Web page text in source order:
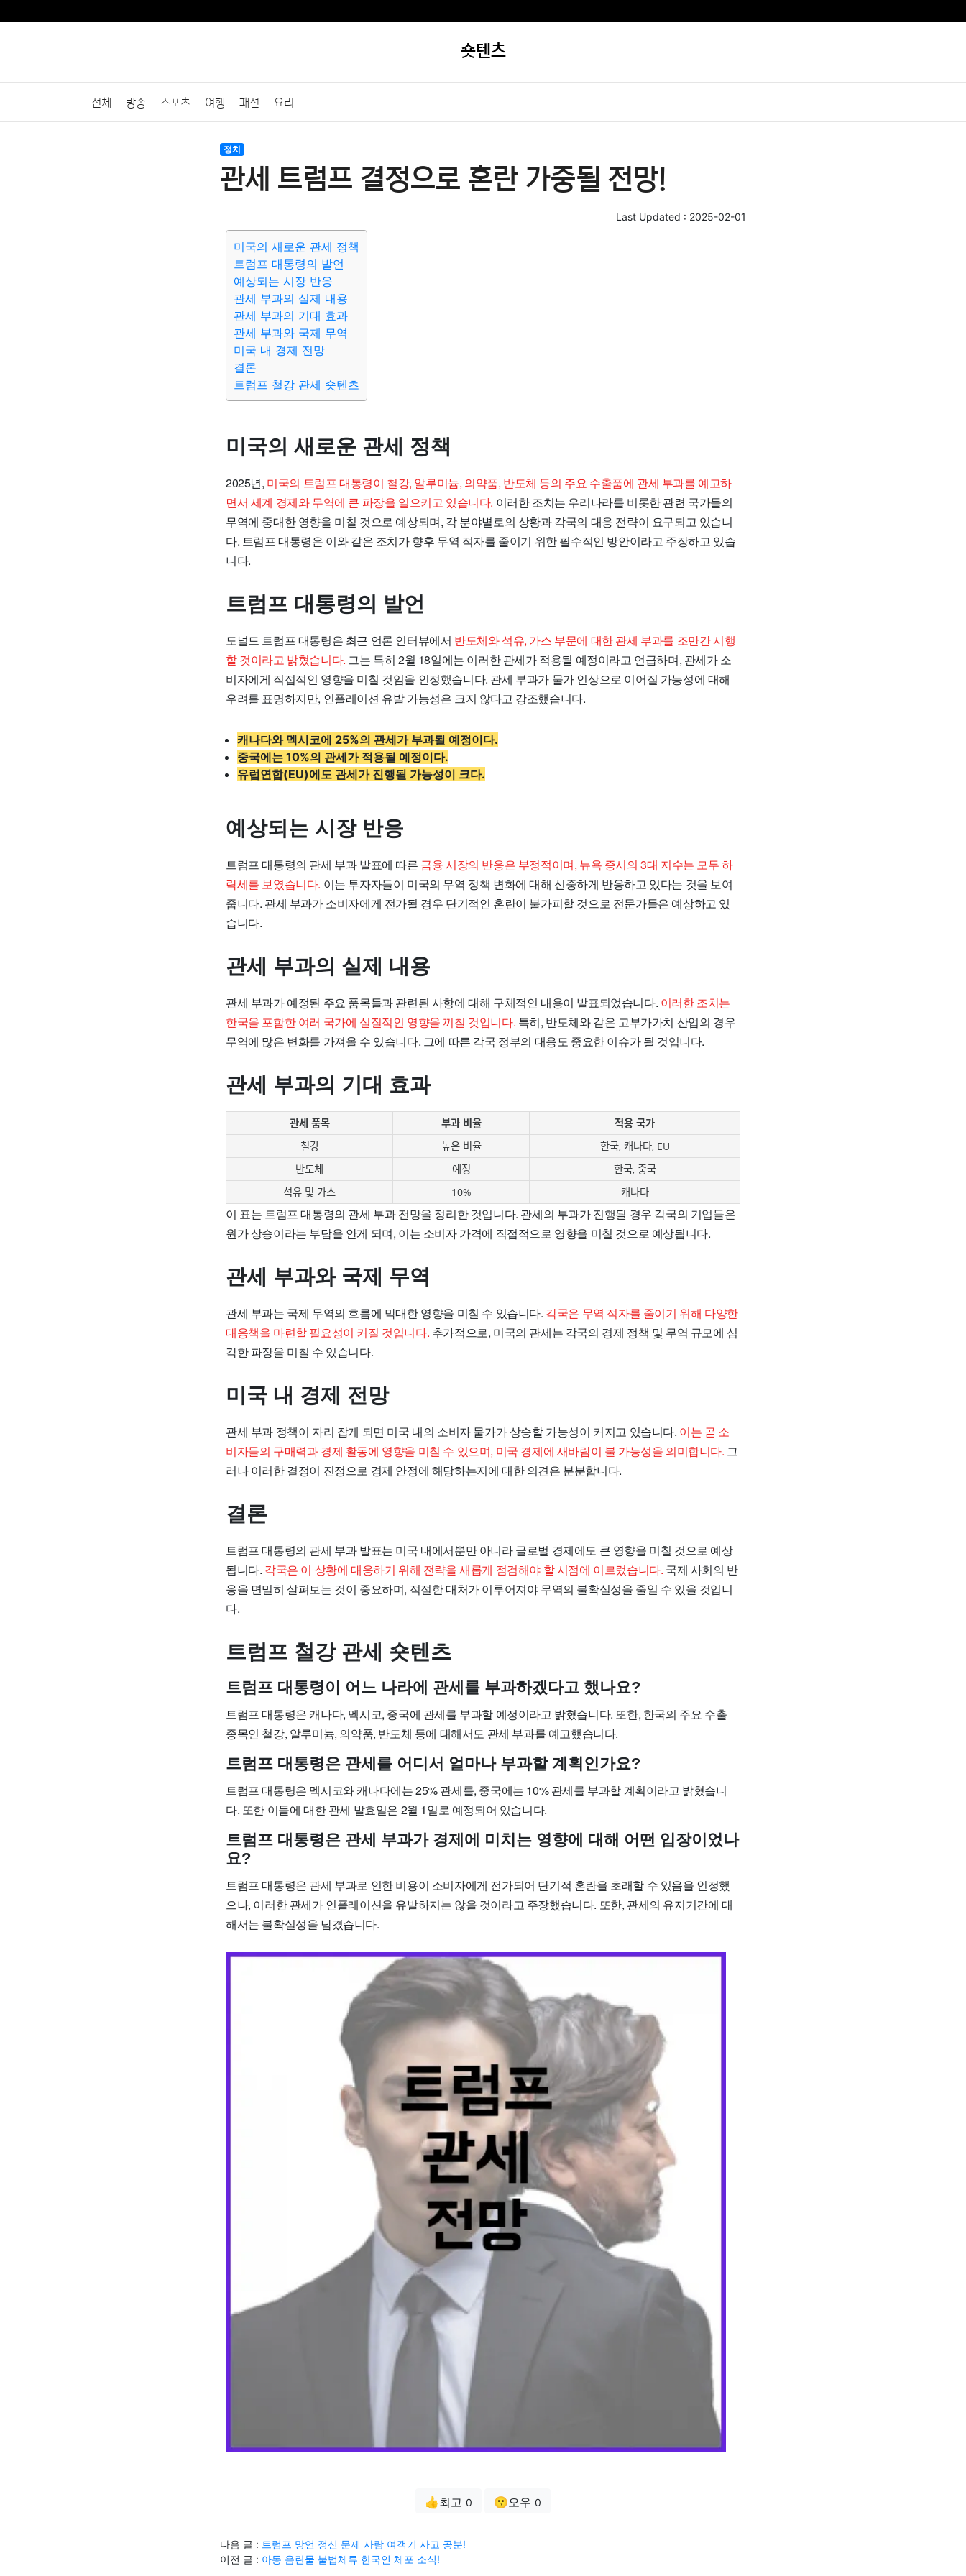
숏텐츠
전체 방송 스포츠 여행 패션 요리
정치
관세 트럼프 결정으로 혼란 가중될 전망!
Last Updated : 2025-02-01
미국의 새로운 관세 정책
트럼프 대통령의 발언
예상되는 시장 반응
관세 부과의 실제 내용
관세 부과의 기대 효과
관세 부과와 국제 무역
미국 내 경제 전망
결론
트럼프 철강 관세 숏텐츠
미국의 새로운 관세 정책
2025년, 미국의 트럼프 대통령이 철강, 알루미늄, 의약품, 반도체 등의 주요 수출품에 관세 부과를 예고하
면서 세계 경제와 무역에 큰 파장을 일으키고 있습니다. 이러한 조치는 우리나라를 비롯한 관련 국가들의
무역에 중대한 영향을 미칠 것으로 예상되며, 각 분야별로의 상황과 각국의 대응 전략이 요구되고 있습니
다. 트럼프 대통령은 이와 같은 조치가 향후 무역 적자를 줄이기 위한 필수적인 방안이라고 주장하고 있습
니다.
트럼프 대통령의 발언
도널드 트럼프 대통령은 최근 언론 인터뷰에서 반도체와 석유, 가스 부문에 대한 관세 부과를 조만간 시행
할 것이라고 밝혔습니다. 그는 특히 2월 18일에는 이러한 관세가 적용될 예정이라고 언급하며, 관세가 소
비자에게 직접적인 영향을 미칠 것임을 인정했습니다. 관세 부과가 물가 인상으로 이어질 가능성에 대해
우려를 표명하지만, 인플레이션 유발 가능성은 크지 않다고 강조했습니다.
캐나다와 멕시코에 25%의 관세가 부과될 예정이다.
중국에는 10%의 관세가 적용될 예정이다.
유럽연합(EU)에도 관세가 진행될 가능성이 크다.
예상되는 시장 반응
트럼프 대통령의 관세 부과 발표에 따른 금융 시장의 반응은 부정적이며, 뉴욕 증시의 3대 지수는 모두 하
락세를 보였습니다. 이는 투자자들이 미국의 무역 정책 변화에 대해 신중하게 반응하고 있다는 것을 보여
줍니다. 관세 부과가 소비자에게 전가될 경우 단기적인 혼란이 불가피할 것으로 전문가들은 예상하고 있
습니다.
관세 부과의 실제 내용
관세 부과가 예정된 주요 품목들과 관련된 사항에 대해 구체적인 내용이 발표되었습니다. 이러한 조치는
한국을 포함한 여러 국가에 실질적인 영향을 끼칠 것입니다. 특히, 반도체와 같은 고부가가치 산업의 경우
무역에 많은 변화를 가져올 수 있습니다. 그에 따른 각국 정부의 대응도 중요한 이슈가 될 것입니다.
관세 부과의 기대 효과
관세 품목 부과 비율
적용 국가
철강
높은 비율
한국, 캐나다, EU
반도체
예정
한국, 중국
석유 및 가스
10% 캐나다
이 표는 트럼프 대통령의 관세 부과 전망을 정리한 것입니다. 관세의 부과가 진행될 경우 각국의 기업들은
원가 상승이라는 부담을 안게 되며, 이는 소비자 가격에 직접적으로 영향을 미칠 것으로 예상됩니다.
관세 부과와 국제 무역
관세 부과는 국제 무역의 흐름에 막대한 영향을 미칠 수 있습니다. 각국은 무역 적자를 줄이기 위해 다양한
대응책을 마련할 필요성이 커질 것입니다. 추가적으로, 미국의 관세는 각국의 경제 정책 및 무역 규모에 심
각한 파장을 미칠 수 있습니다.
미국 내 경제 전망
관세 부과 정책이 자리 잡게 되면 미국 내의 소비자 물가가 상승할 가능성이 커지고 있습니다. 이는 곧 소
비자들의 구매력과 경제 활동에 영향을 미칠 수 있으며, 미국 경제에 새바람이 불 가능성을 의미합니다. 그
러나 이러한 결정이 진정으로 경제 안정에 해당하는지에 대한 의견은 분분합니다.
결론
트럼프 대통령의 관세 부과 발표는 미국 내에서뿐만 아니라 글로벌 경제에도 큰 영향을 미칠 것으로 예상
됩니다. 각국은 이 상황에 대응하기 위해 전략을 새롭게 점검해야 할 시점에 이르렀습니다. 국제 사회의 반
응을 면밀히 살펴보는 것이 중요하며, 적절한 대처가 이루어져야 무역의 불확실성을 줄일 수 있을 것입니
다.
트럼프 철강 관세 숏텐츠
트럼프 대통령이 어느 나라에 관세를 부과하겠다고 했나요?
트럼프 대통령은 캐나다, 멕시코, 중국에 관세를 부과할 예정이라고 밝혔습니다. 또한, 한국의 주요 수출
종목인 철강, 알루미늄, 의약품, 반도체 등에 대해서도 관세 부과를 예고했습니다.
트럼프 대통령은 관세를 어디서 얼마나 부과할 계획인가요?
트럼프 대통령은 멕시코와 캐나다에는 25% 관세를, 중국에는 10% 관세를 부과할 계획이라고 밝혔습니
다. 또한 이들에 대한 관세 발효일은 2월 1일로 예정되어 있습니다.
트럼프 대통령은 관세 부과가 경제에 미치는 영향에 대해 어떤 입장이었나
요?
트럼프 대통령은 관세 부과로 인한 비용이 소비자에게 전가되어 단기적 혼란을 초래할 수 있음을 인정했
으나, 이러한 관세가 인플레이션을 유발하지는 않을 것이라고 주장했습니다. 또한, 관세의 유지기간에 대
해서는 불확실성을 남겼습니다.
👍최고 0 😗오우 0
다음 글 : 트럼프 망언 정신 문제 사람 여객기 사고 공분!
이전 글 : 아동 음란물 불법체류 한국인 체포 소식!